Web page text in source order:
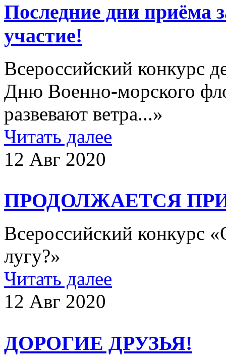
Последние дни приёма
участие!
Всероссийский конкурс
Дню Военно-морского
развевают ветра...»
Читать далее
12 Авг 2020
ПРОДОЛЖАЕТСЯ
Всероссийский конкурс
лугу?»
Читать далее
12 Авг 2020
ДОРОГИЕ ДРУЗЬЯ!